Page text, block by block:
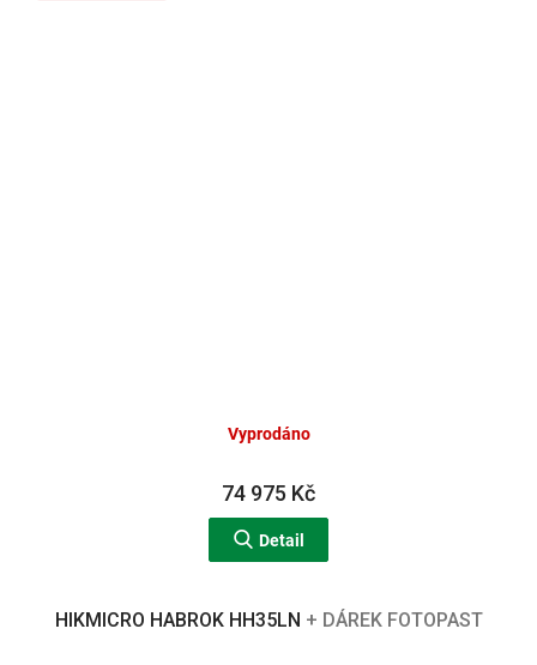
Vyprodáno
74 975 Kč
Detail
HIKMICRO HABROK HH35LN + DÁREK FOTOPAST